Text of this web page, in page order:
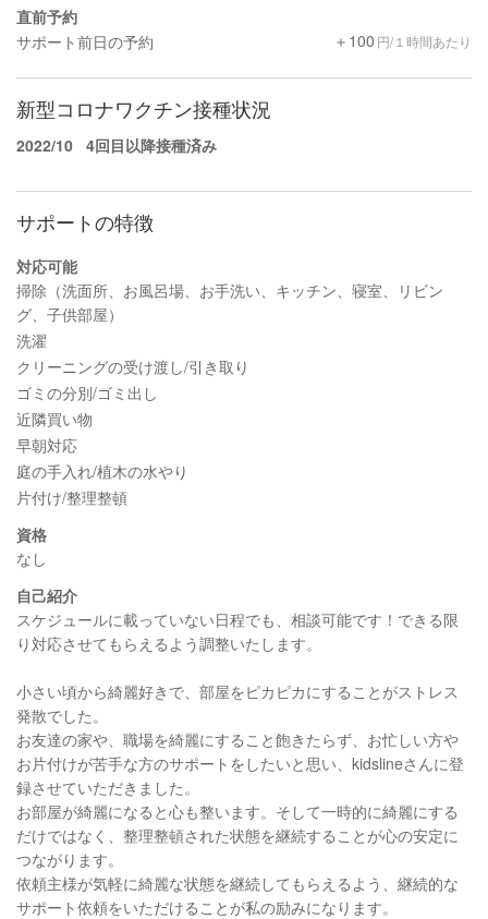
直前予約
サポート前日の予約
＋100 円/１時間あたり
新型コロナワクチン接種状況
2022/10 4回目以降接種済み
サポートの特徴
対応可能
掃除（洗面所、お風呂場、お手洗い、キッチン、寝室、リビン
グ、子供部屋）
洗濯
クリーニングの受け渡し/引き取り
ゴミの分別/ゴミ出し
近隣買い物
早朝対応
庭の手入れ/植木の水やり
片付け/整理整頓
資格
なし
自己紹介
スケジュールに載っていない日程でも、相談可能です！できる限
り対応させてもらえるよう調整いたします。
小さい頃から綺麗好きで、部屋をピカピカにすることがストレス
発散でした。
お友達の家や、職場を綺麗にすること飽きたらず、お忙しい方や
お片付けが苦手な方のサポートをしたいと思い、kidslineさんに登
録させていただきました。
お部屋が綺麗になると心も整います。そして一時的に綺麗にする
だけではなく、整理整頓された状態を継続することが心の安定に
つながります。
依頼主様が気軽に綺麗な状態を継続してもらえるよう、継続的な
サポート依頼をいただけることが私の励みになります。